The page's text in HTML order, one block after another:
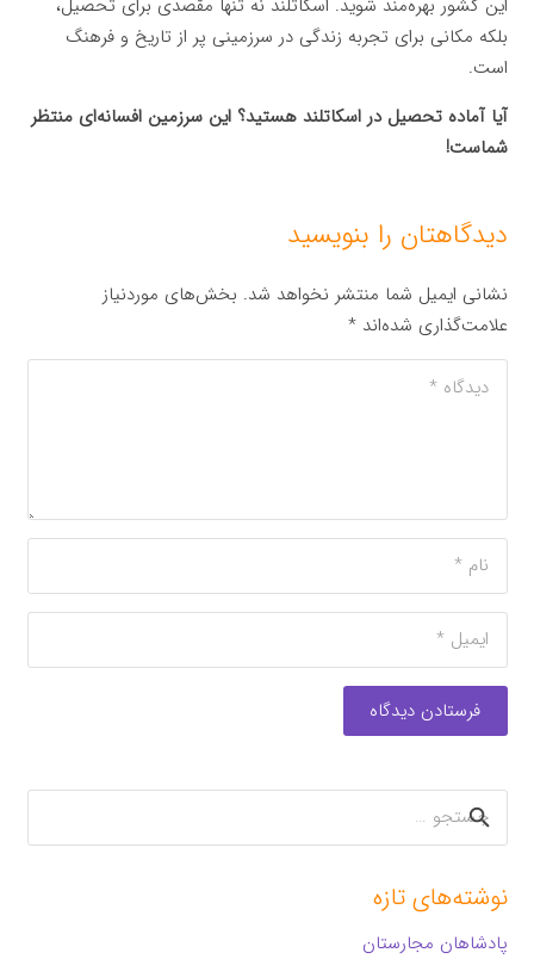
این کشور بهره‌مند شوید. اسکاتلند نه تنها مقصدی برای تحصیل،
بلکه مکانی برای تجربه زندگی در سرزمینی پر از تاریخ و فرهنگ
است.
آیا آماده تحصیل در اسکاتلند هستید؟ این سرزمین افسانه‌ای منتظر
شماست!
دیدگاهتان را بنویسید
نشانی ایمیل شما منتشر نخواهد شد. بخش‌های موردنیاز
علامت‌گذاری شده‌اند*
فرستادن دیدگاه
جستجو
برای:
نوشته‌های تازه
پادشاهان مجارستان